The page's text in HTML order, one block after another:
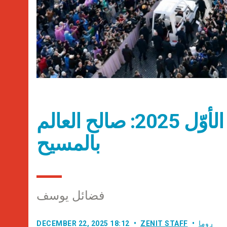
عناوين نشرة الاثنين 22 كانون الأوّل 2025: صالح العالم
بالمسيح
فضائل يوسف
DECEMBER 22, 2025 18:12 ZENIT STAFF روما